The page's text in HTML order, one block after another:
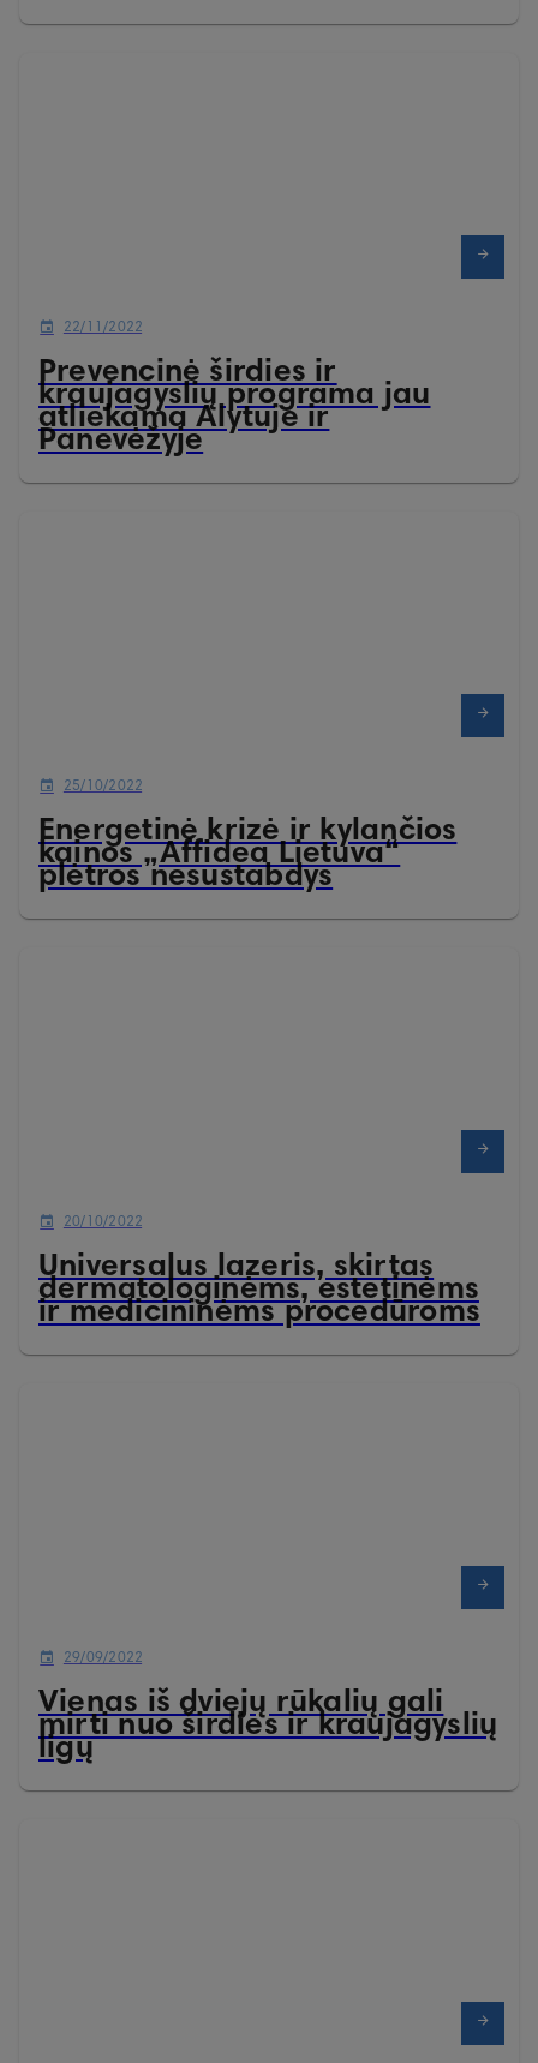
22/11/2022
Prevencinė širdies ir
kraujagyslių programa jau
atliekama Alytuje ir
Panevėžyje
25/10/2022
Energetinė krizė ir kylančios
kainos „Affidea Lietuva“
plėtros nesustabdys
20/10/2022
Universalus lazeris, skirtas
dermatologinėms, estetinėms
ir medicininėms procedūroms
29/09/2022
Vienas iš dviejų rūkalių gali
mirti nuo širdies ir kraujagyslių
ligų